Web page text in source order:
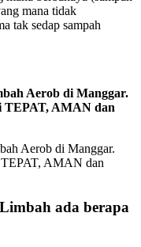
mana tidak
tak sedap sampah
Aerob di Manggar.
TEPAT, AMAN dan
ada berapa